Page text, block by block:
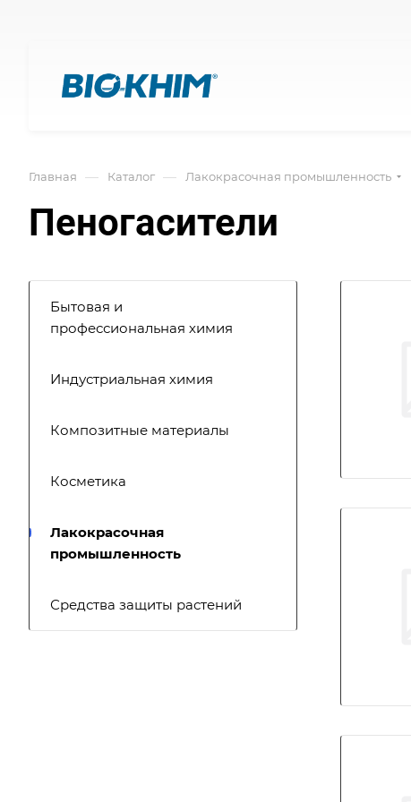
Главная — Каталог — Лакокрасочная промышленность
Пеногасители
Бытовая и
профессиональная химия
Индустриальная химия
Композитные материалы
Косметика
Лакокрасочная
промышленность
Средства защиты растений